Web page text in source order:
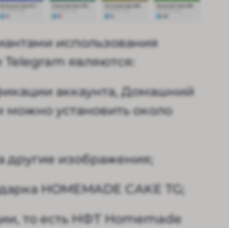
использования
являются:
аккаунта, Домашний
можно установить около
другие изображения;
HOMEMADE CAKE TG;
то есть НФТ Homemade